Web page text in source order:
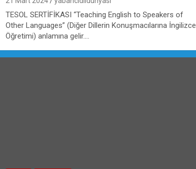
TESOL SERTİFİKASI “Teaching English to Speakers of
Other Languages” (Diğer Dillerin Konuşmacılarına İngilizce
Öğretimi) anlamına gelir.…